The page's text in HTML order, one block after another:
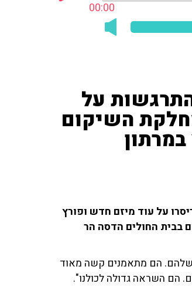
00:00
על
השיקום
על עוד מיזם חדש ופורץ
בבית החולים הדסה הר
שלהם. הם מתאמנים קשה מאוד
הם השראה גדולה לכולנו".